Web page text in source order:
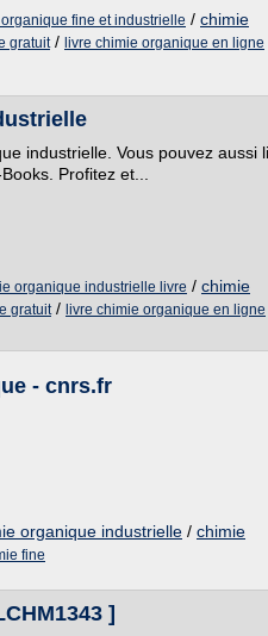
fine et industrielle / chimie
gratuit/ livre chimie organique en ligne
industrielle. Vous pouvez aussi
Profitez et...
organique industrielle livre / chimie
gratuit/ livre chimie organique en ligne
- cnrs.fr
organique industrielle / chimie
fine
]